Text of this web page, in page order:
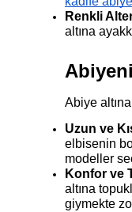
Renkli
altına
Abiye
Uzun ve
elbisenin
modeller
Konfor ve
altına
giymekte